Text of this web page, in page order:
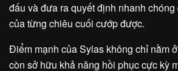
đấu và đưa ra quyết định nhanh
của từng chiêu cuối cướp được.
Điểm mạnh của Sylas không chỉ nằm
còn sở hữu khả năng hồi phục cực kỳ